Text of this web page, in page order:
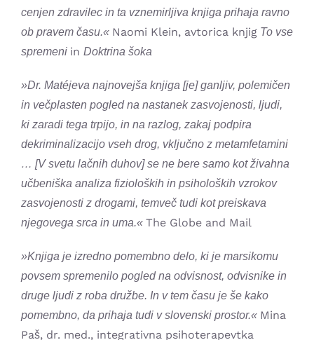
cenjen zdravilec in ta vznemirljiva knjiga prihaja ravno
ob pravem času.« Naomi Klein, avtorica knjigTo vse
spremeni in Doktrina šoka
»Dr. Matéjeva najnovejša knjiga [je] ganljiv, polemičen
in večplasten pogled na nastanek zasvojenosti, ljudi,
ki zaradi tega trpijo, in na razlog, zakaj podpira
dekriminalizacijo vseh drog, vključno z metamfetamini
… [V svetu lačnih duhov] se ne bere samo kot živahna
učbeniška analiza fizioloških in psiholoških vzrokov
zasvojenosti z drogami, temveč tudi kot preiskava
njegovega srca in uma.« The Globe and Mail
»Knjiga je izredno pomembno delo, ki je marsikomu
povsem spremenilo pogled na odvisnost, odvisnike in
druge ljudi z roba družbe. In v tem času je še kako
pomembno, da prihaja tudi v slovenski prostor.« Mina
Paš, dr. med., integrativna psihoterapevtka